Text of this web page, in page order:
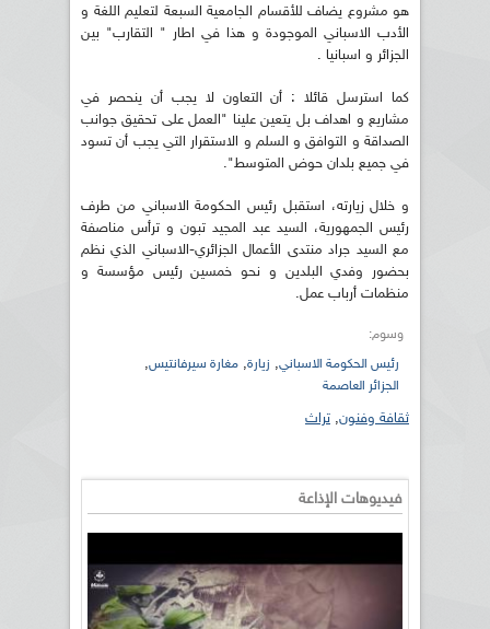
هو مشروع يضاف للأقسام الجامعية السبعة لتعليم اللغة و
الأدب الاسباني الموجودة و هذا في اطار " التقارب" بين
الجزائر و اسبانيا .
كما استرسل قائلا : أن التعاون لا يجب أن ينحصر في
مشاريع و اهداف بل يتعين علينا "العمل على تحقيق جوانب
الصداقة و التوافق و السلم و الاستقرار التي يجب أن تسود
في جميع بلدان حوض المتوسط".
و خلال زيارته، استقبل رئيس الحكومة الاسباني من طرف
رئيس الجمهورية، السيد عبد المجيد تبون و ترأس مناصفة
مع السيد جراد منتدى الأعمال الجزائري-الاسباني الذي نظم
بحضور وفدي البلدين و نحو خمسين رئيس مؤسسة و
منظمات أرباب عمل.
وسوم:
رئيس الحكومة الاسباني, زيارة, مغارة سيرفانتيس,
الجزائر العاصمة
ثقافة وفنون, تراث
فيديوهات الإذاعة